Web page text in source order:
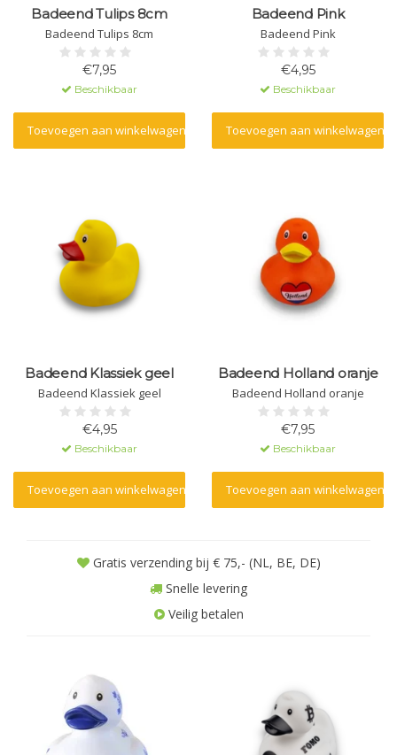
Badeend Tulips 8cm
Badeend Tulips 8cm
€7,95
Beschikbaar
Toevoegen aan winkelwagen
Badeend Pink
Badeend Pink
€4,95
Beschikbaar
Toevoegen aan winkelwagen
Badeend Klassiek geel
Badeend Klassiek geel
€4,95
Beschikbaar
Toevoegen aan winkelwagen
Badeend Holland oranje
Badeend Holland oranje
€7,95
Beschikbaar
Toevoegen aan winkelwagen
Gratis verzending bij € 75,- (NL, BE, DE)
Snelle levering
Veilig betalen